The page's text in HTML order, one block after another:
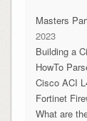
Masters
2023
Building a
HowTo
Cisco ACI
Fortinet
What are